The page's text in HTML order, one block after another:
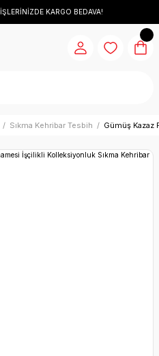
KARGO BEDAVA!
Sıkma Kehribar Tesbih Gümüş Kazaz